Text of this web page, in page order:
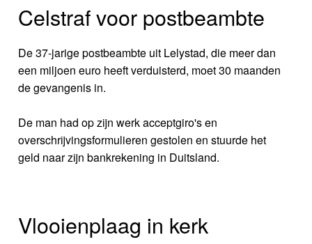
Celstraf voor postbeambte
De 37-jarige postbeambte uit Lelystad, die meer dan
een miljoen euro heeft verduisterd, moet 30 maanden
de gevangenis in.
De man had op zijn werk acceptgiro's en
overschrijvingsformulieren gestolen en stuurde het
geld naar zijn bankrekening in Duitsland.
Vlooienplaag in kerk